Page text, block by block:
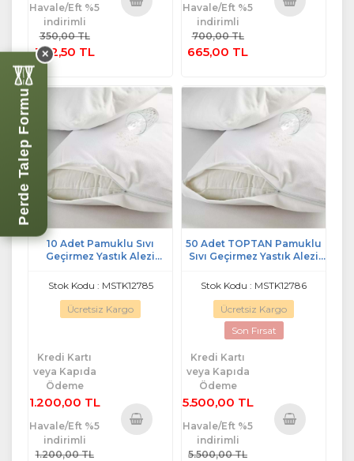
Havale/Eft %5
indirimli
350,00 TL
332,50 TL
Havale/Eft %5
indirimli
700,00 TL
665,00 TL
10 Adet Pamuklu Sıvı
Geçirmez Yastık Alezi
Stok Kodu : MSTK12785
Ücretsiz Kargo
Kredi Kartı
veya Kapıda
Ödeme
1.200,00 TL
Havale/Eft %5
indirimli
1.200,00 TL
50 Adet TOPTAN Pamuklu
Sıvı Geçirmez Yastık Alezi
Stok Kodu : MSTK12786
Ücretsiz Kargo
Son Fırsat
Kredi Kartı
veya Kapıda
Ödeme
5.500,00 TL
Havale/Eft %5
indirimli
5.500,00 TL
Perde Talep Formu
✕